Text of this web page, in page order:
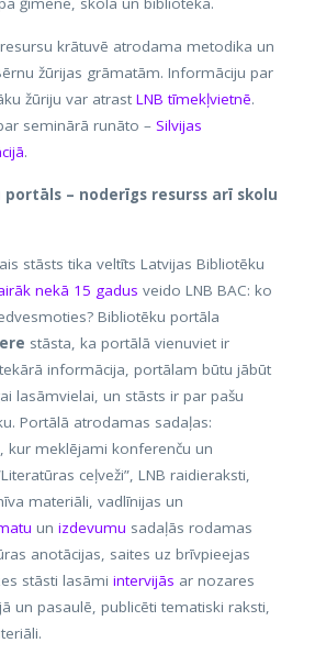
krātuvē atrodama metodika un
žūrijas grāmatām. Informāciju par
žūriju var atrast LNB tīmekļvietnē.
seminārā runāto – Silvijas
.
– noderīgs resurss arī skolu
stāsts tika veltīts Latvijas Bibliotēku
nekā 15 gadus veido LNB BAC: ko
Bibliotēku portāla
stāsta, ka portālā vienuviet ir
informācija, portālam būtu jābūt
lasāmvielai, un stāsts ir par pašu
Portālā atrodamas sadaļas:
, kur meklējami konferenču un
ceļveži”, LNB raidieraksti,
materiāli, vadlīnijas un
un izdevumu sadaļās rodamas
anotācijas, saites uz brīvpieejas
stāsti lasāmi intervijās ar nozares
un pasaulē, publicēti tematiski raksti,